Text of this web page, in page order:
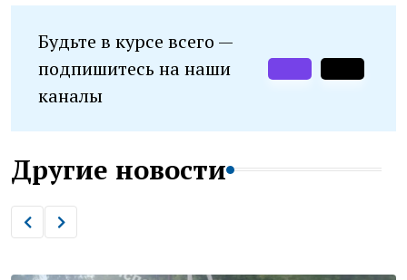
Будьте в курсе всего —
подпишитесь на наши
каналы
Другие новости